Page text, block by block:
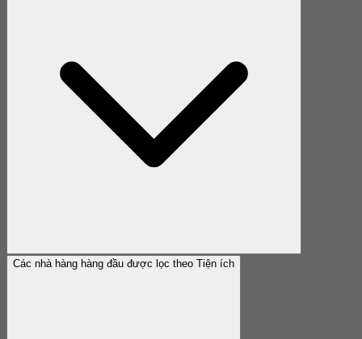
Các nhà hàng hàng đầu được lọc theo Tiện ích